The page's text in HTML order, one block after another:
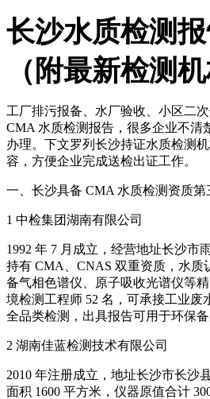
长沙水质检测
（附最新检测机
工厂排污报备、水厂验收、小区二
CMA 水质检测报告，很多企业不清
办理。下文罗列长沙持证水质检测
容，方便企业完成送检出证工作。
一、长沙具备 CMA 水质检测资质第
1 中检集团湖南有限公司
1992 年 7 月成立，经营地址长沙市
持有 CMA、CNAS 双重资质，水质
备气相色谱仪、原子吸收光谱仪等
境检测工程师 52 名，可承接工业废
全品类检测，出具报告可用于环保备
2 湖南佳蓝检测技术有限公司
2010 年注册成立，地址长沙市长沙
面积 1600 平方米，仪器原值合计